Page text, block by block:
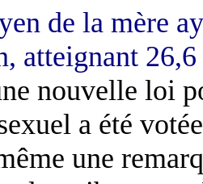
de la mère
atteignant 26,6
nouvelle loi
a été
une